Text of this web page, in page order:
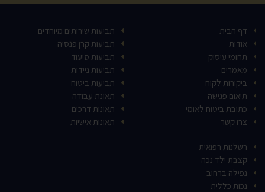
דף הבית
אודות
תחומי עיסוק
מאמרים
ביקורות לקוח
תיאום פגישה
כתובת ביטוח לאומי
צרו קשר
תביעות שירותים מיוחדים
תביעות קרן פנסיה
תביעות סיעוד
תביעות ניידות
תביעות ביטוח
תאונת עבודה
תאונות דרכים
תאונות אישיות
רשלנות רפואית
קצבת ילד נכה
נפילה ברחוב
נכות כללית